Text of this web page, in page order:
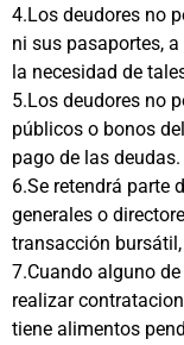
4.Los deudores no
ni sus pasaportes,
la necesidad de
5.Los deudores no
públicos o bonos
pago de las deudas.
6.Se retendrá parte
generales o
transacción
7.Cuando alguno
realizar
tiene alimentos